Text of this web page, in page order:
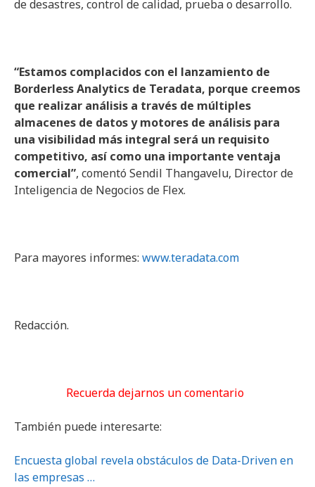
de desastres, control de calidad, prueba o desarrollo.
“Estamos complacidos con el lanzamiento de
BorderlessAnalytics de Teradata, porque creemos
que realizar análisis a través de múltiples
almacenes de datos y motores de análisis para
una visibilidad más integral será un requisito
competitivo, así como una importante ventaja
comercial”, comentó Sendil Thangavelu, Director de
Inteligencia de Negocios de Flex.
Para mayores informes: www.teradata.com
Redacción.
Recuerda dejarnos un comentario
También puede interesarte:
Encuesta global revela obstáculos de Data-Driven en
las empresas …